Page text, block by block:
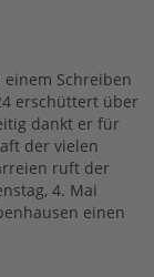
Schreiben
erschüttert über
dankt er für
der vielen
ruft der
4. Mai
einen